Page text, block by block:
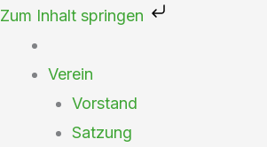
Zum Inhalt springen
Zum
Inhalt
springenVerein
Vorstand
Satzung